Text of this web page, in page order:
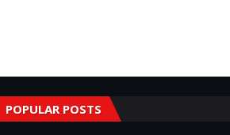
POPULAR POSTS